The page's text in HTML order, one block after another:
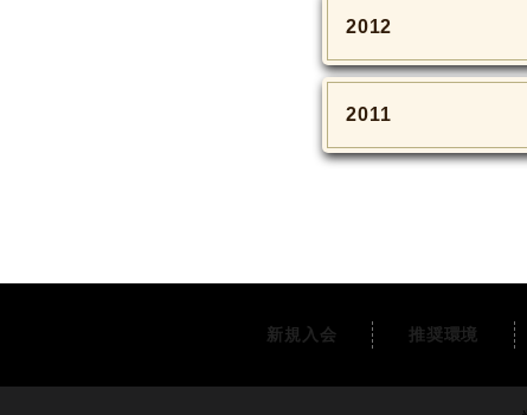
2012
2011
新規入会 推奨環境